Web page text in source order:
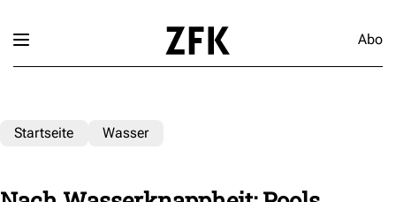
Abo
Startseite Wasser